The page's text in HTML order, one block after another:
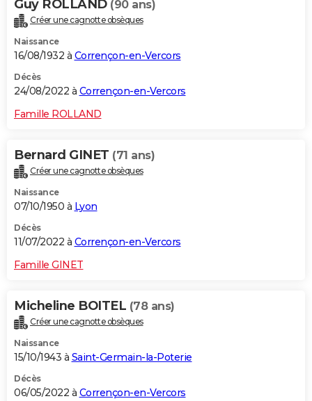
Guy ROLLAND (90 ans)
Créer une cagnotte obsèques
Naissance
16/08/1932 à Corrençon-en-Vercors
Décès
24/08/2022 à Corrençon-en-Vercors
Famille ROLLAND
Bernard GINET (71 ans)
Créer une cagnotte obsèques
Naissance
07/10/1950 à Lyon
Décès
11/07/2022 à Corrençon-en-Vercors
Famille GINET
Micheline BOITEL (78 ans)
Créer une cagnotte obsèques
Naissance
15/10/1943 à Saint-Germain-la-Poterie
Décès
06/05/2022 à Corrençon-en-Vercors